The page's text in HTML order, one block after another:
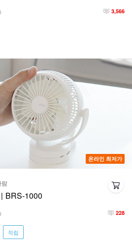
3,566
온라인 최저가
람
BRS-1000
228
적립